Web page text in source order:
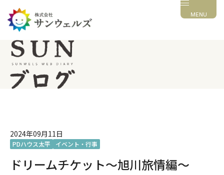
MENU
2024年09月11日
PDハウス太平 イベント・行事
ドリームチケット～旭川旅情編～